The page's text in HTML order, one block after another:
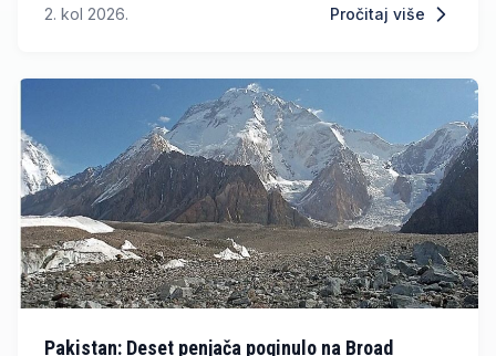
2. kol 2026. Pročitaj više
Pakistan: Deset penjača poginulo na Broad